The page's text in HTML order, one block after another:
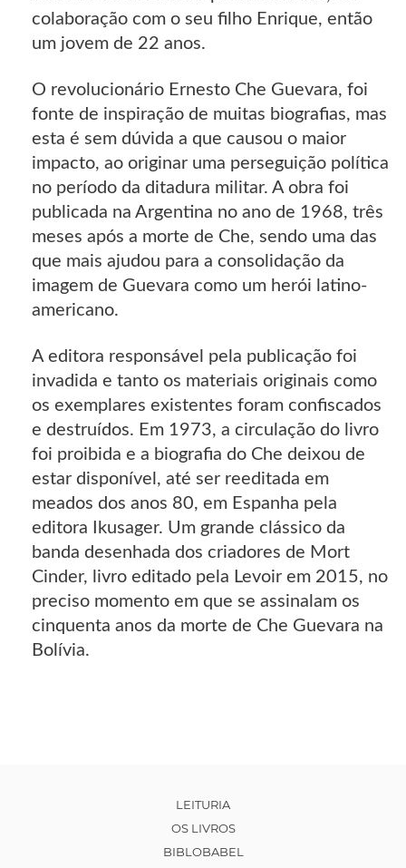
colaboração com o seu filho Enrique, então
um jovem de 22 anos.
O revolucionário Ernesto Che Guevara, foi
fonte de inspiração de muitas biografias, mas
esta é sem dúvida a que causou o maior
impacto, ao originar uma perseguição política
no período da ditadura militar. A obra foi
publicada na Argentina no ano de 1968, três
meses após a morte de Che, sendo uma das
que mais ajudou para a consolidação da
imagem de Guevara como um herói latino-
americano.
A editora responsável pela publicação foi
invadida e tanto os materiais originais como
os exemplares existentes foram confiscados
e destruídos. Em 1973, a circulação do livro
foi proibida e a biografia do Che deixou de
estar disponível, até ser reeditada em
meados dos anos 80, em Espanha pela
editora Ikusager. Um grande clássico da
banda desenhada dos criadores de Mort
Cinder, livro editado pela Levoir em 2015, no
preciso momento em que se assinalam os
cinquenta anos da morte de Che Guevara na
Bolívia.
LEITURIA
OS LIVROS
BIBLOBABEL